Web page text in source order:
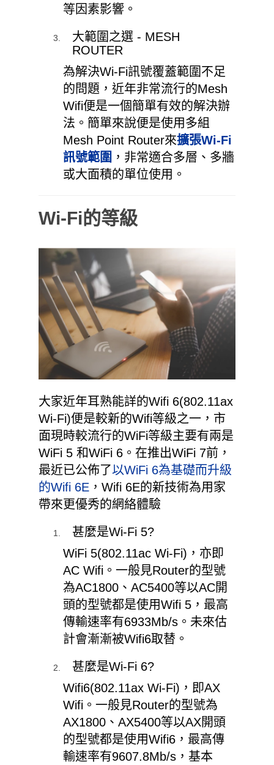
等因素影響。
大範圍之選 - MESH
ROUTER
為解決Wi-Fi訊號覆蓋範圍不足
的問題，近年非常流行的Mesh
Wifi便是一個簡單有效的解決辦
法。簡單來說便是使用多組
Mesh Point Router來擴張Wi-Fi
訊號範圍 ，非常適合多層、多牆
或大面積的單位使用。
Wi-Fi的等級
大家近年耳熟能詳的Wifi 6(802.11ax
Wi-Fi)便是較新的Wifi等級之一，市
面現時較流行的WiFi等級主要有兩是
WiFi 5 和WiFi 6。在推出WiFi 7前，
最近已公佈了以WiFi 6為基礎而升級
的Wifi 6E ，Wifi 6E的新技術為用家
帶來更優秀的網絡體驗
甚麼是Wi-Fi 5?
WiFi 5(802.11ac Wi-Fi)，亦即
AC Wifi。一般見Router的型號
為AC1800、AC5400等以AC開
頭的型號都是使用Wifi 5，最高
傳輸速率有6933Mb/s。未來估
計會漸漸被Wifi6取替。
甚麼是Wi-Fi 6?
Wifi6(802.11ax Wi-Fi)，即AX
Wifi。一般見Router的型號為
AX1800、AX5400等以AX開頭
的型號都是使用Wifi6，最高傳
輸速率有9607.8Mb/s，基本